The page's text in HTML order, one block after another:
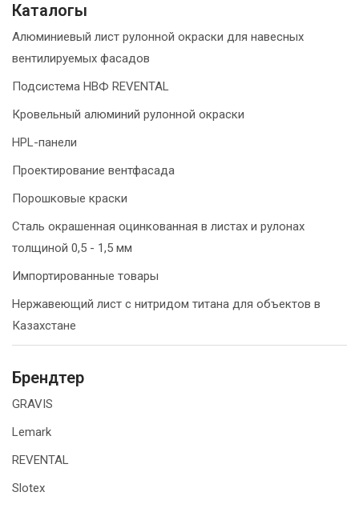
Каталогы
Алюминиевый лист рулонной окраски для навесных
вентилируемых фасадов
Подсистема НВФ REVENTAL
Кровельный алюминий рулонной окраски
HPL-панели
Проектирование вентфасада
Порошковые краски
Сталь окрашенная оцинкованная в листах и рулонах
толщиной 0,5 - 1,5 мм
Импортированные товары
Нержавеющий лист с нитридом титана для объектов в
Казахстане
Брендтер
GRAVIS
Lemark
REVENTAL
Slotex